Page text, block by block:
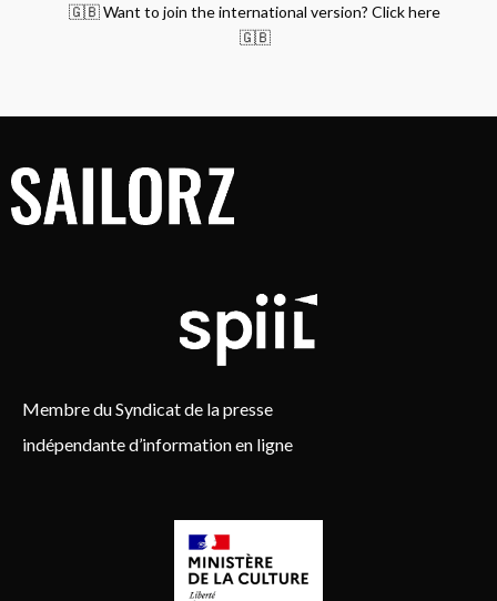
🇬🇧 Want to join the international version? Click here
🇬🇧
Membre du Syndicat de la presse
indépendante d’information en ligne